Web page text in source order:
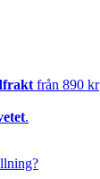
från 890 kr
.